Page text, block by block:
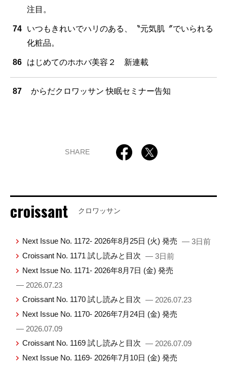
注目。
74
いつもきれいでハリのある、〝元気肌〞でいられる
化粧品。
86 はじめてのホホバ美容２ 新連載
87 からだクロワッサン 快眠セミナー告知
SHARE
croissant クロワッサン
Next Issue No. 1172- 2026年8月25日 (火) 発売 — 3日前
Croissant No. 1171 試し読みと目次 — 3日前
Next Issue No. 1171- 2026年8月7日 (金) 発売
— 2026.07.23
Croissant No. 1170 試し読みと目次 — 2026.07.23
Next Issue No. 1170- 2026年7月24日 (金) 発売
— 2026.07.09
Croissant No. 1169 試し読みと目次 — 2026.07.09
Next Issue No. 1169- 2026年7月10日 (金) 発売